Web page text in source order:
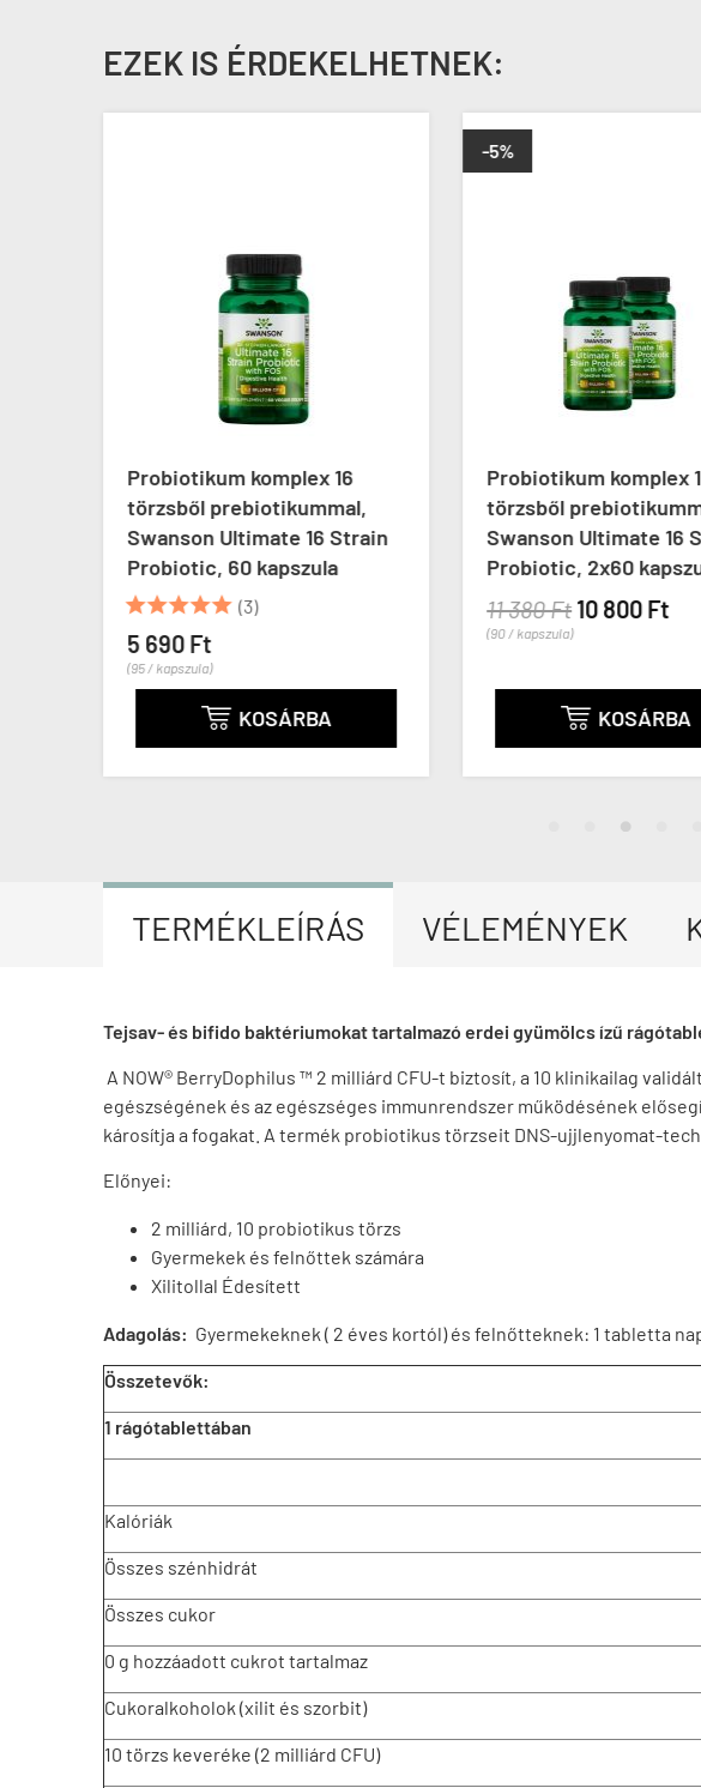
EZEK IS ÉRDEKELHETNEK:
Probiotikum komplex 16
törzsből prebiotikummal,
Swanson Ultimate 16 Strain
Probiotic, 60 kapszula
 (3)
5 690 Ft
(95 / kapszula)
 KOSÁRBA
-5%
Probiotikum komplex
törzsből
Swanson Ultimate 16
Probiotic, 2x60
11 380 Ft 10 800 Ft
(90 / kapszula)
 KOSÁRBA
TERMÉKLEÍRÁS VÉLEMÉNYEK
Tejsav- és bifido baktériumokat tartalmazó erdei gyümölcs ízű
A NOW® BerryDophilus ™ 2 milliárd CFU-t biztosít, a 10 klinikailag
egészségének és az egészséges immunrendszer működésének
károsítja a fogakat. A termék probiotikus törzseit DNS-ujjlenyomat-
Előnyei:
2 milliárd, 10 probiotikus törzs
Gyermekek és felnőttek számára
Xilitollal Édesített
Adagolás: Gyermekeknek ( 2 éves kortól) és felnőtteknek: 1 tabletta
Összetevők:
1 rágótablettában
Kalóriák
Összes szénhidrát
Összes cukor
0 g hozzáadott cukrot tartalmaz
Cukoralkoholok (xilit és szorbit)
10 törzs keveréke (2 milliárd CFU)